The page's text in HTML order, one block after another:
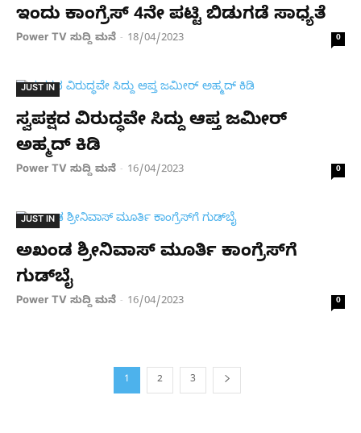
ಇಂದು ಕಾಂಗ್ರೆಸ್ 4ನೇ ಪಟ್ಟಿ ಬಿಡುಗಡೆ ಸಾಧ್ಯತೆ
Power TV ಸುದ್ದಿ ಮನೆ - 18/04/2023 0
JUST IN
ಸ್ವಪಕ್ಷದ ವಿರುದ್ಧವೇ ಸಿದ್ದು ಆಪ್ತ ಜಮೀರ್
ಅಹ್ಮದ್ ಕಿಡಿ
Power TV ಸುದ್ದಿ ಮನೆ - 16/04/2023 0
JUST IN
ಅಖಂಡ ಶ್ರೀನಿವಾಸ್ ಮೂರ್ತಿ ಕಾಂಗ್ರೆಸ್‌ಗೆ
ಗುಡ್‌ಬೈ
Power TV ಸುದ್ದಿ ಮನೆ - 16/04/2023 0
1 2 3